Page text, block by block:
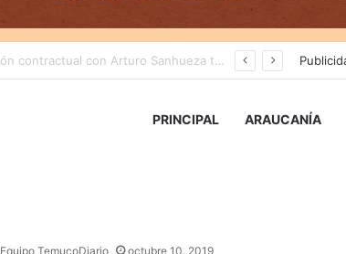
Cámaras municipales de Temuco detectaron la comercialización de tonelada y media de mercadería asiática ilegal
PRINCIPAL ARAUCANÍA
Equipo TemucoDiario octubre 10, 2019